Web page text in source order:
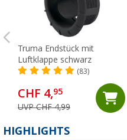
Truma Endstück mit
Luftklappe schwarz
(83)
CHF 4,95
UVP CHF 4,99
HIGHLIGHTS